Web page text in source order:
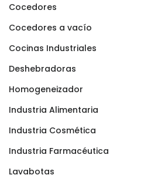
Cocedores
Cocedores a vacío
Cocinas Industriales
Deshebradoras
Homogeneizador
Industria Alimentaria
Industria Cosmética
Industria Farmacéutica
Lavabotas